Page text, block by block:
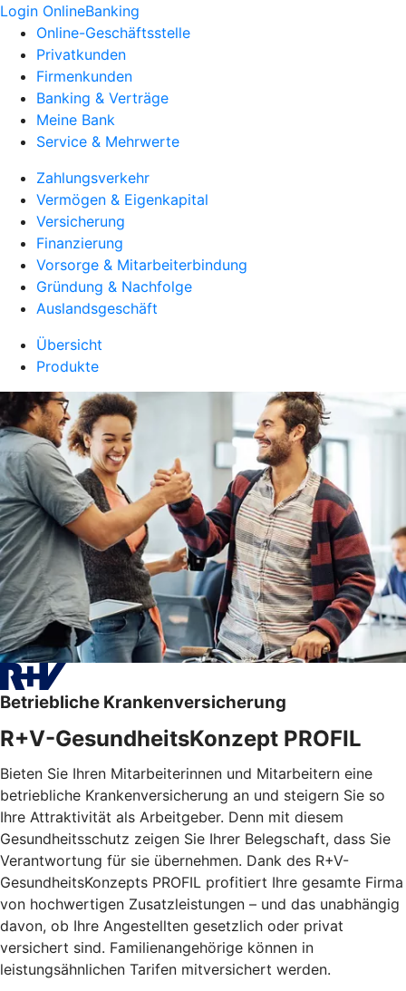
Login OnlineBanking
Online-Geschäftsstelle
Privatkunden
Firmenkunden
Banking & Verträge
Meine Bank
Service & Mehrwerte
Zahlungsverkehr
Vermögen & Eigenkapital
Versicherung
Finanzierung
Vorsorge & Mitarbeiterbindung
Gründung & Nachfolge
Auslandsgeschäft
Übersicht
Produkte
Betriebliche Krankenversicherung
R+V-GesundheitsKonzept PROFIL
Bieten Sie Ihren Mitarbeiterinnen und Mitarbeitern eine
betriebliche Krankenversicherung an und steigern Sie so
Ihre Attraktivität als Arbeitgeber. Denn mit diesem
Gesundheitsschutz zeigen Sie Ihrer Belegschaft, dass Sie
Verantwortung für sie übernehmen. Dank des R+V-
GesundheitsKonzepts PROFIL profitiert Ihre gesamte Firma
von hochwertigen Zusatzleistungen – und das unabhängig
davon, ob Ihre Angestellten gesetzlich oder privat
versichert sind. Familienangehörige können in
leistungsähnlichen Tarifen mitversichert werden.